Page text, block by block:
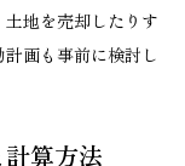
地を売却したりす
画も事前に検討し
算方法